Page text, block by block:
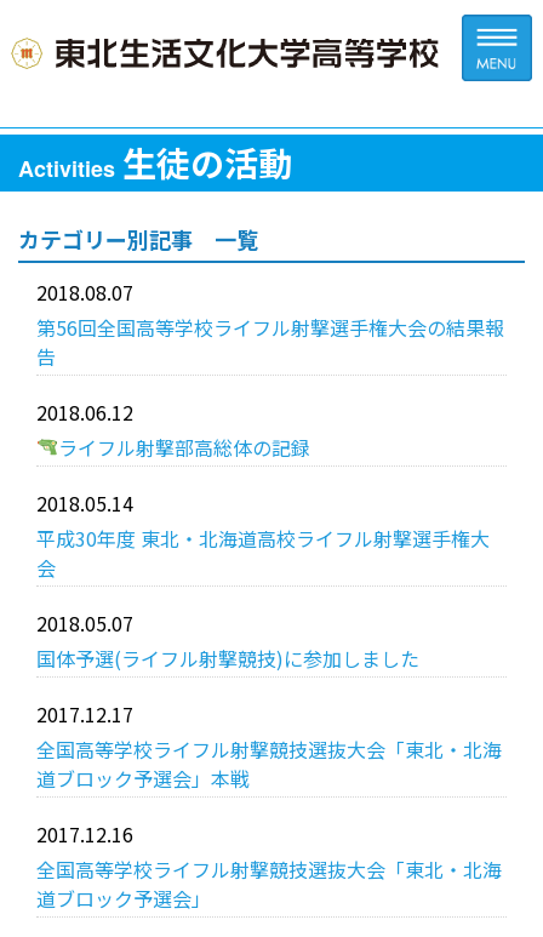
受験生の方へ
在校生の方へ 保護者の方へ
アクセス お問い合わせ
教員採用情報(PDF) 各種証明書
寄付金のお願い
Activities 生徒の活動
カテゴリー別記事 一覧
2018.08.07
第56回全国高等学校ライフル射撃選手権大会の結果報
告
2018.06.12
ライフル射撃部高総体の記録
2018.05.14
平成30年度 東北・北海道高校ライフル射撃選手権大
会
2018.05.07
国体予選(ライフル射撃競技)に参加しました
2017.12.17
全国高等学校ライフル射撃競技選抜大会「東北・北海
道ブロック予選会」本戦
2017.12.16
全国高等学校ライフル射撃競技選抜大会「東北・北海
道ブロック予選会」